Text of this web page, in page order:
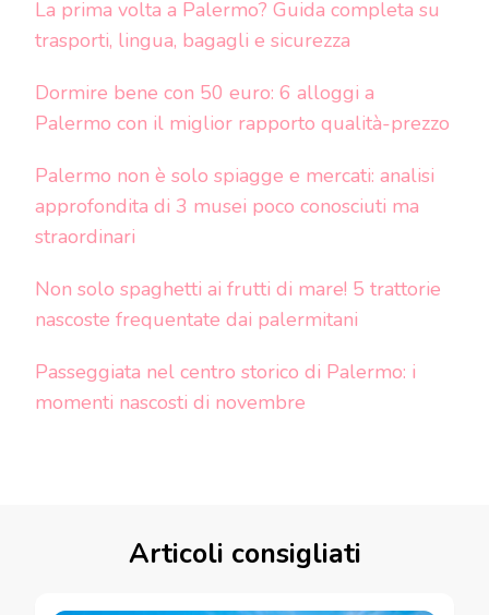
La prima volta a Palermo? Guida completa su
trasporti, lingua, bagagli e sicurezza
Dormire bene con 50 euro: 6 alloggi a
Palermo con il miglior rapporto qualità-prezzo
Palermo non è solo spiagge e mercati: analisi
approfondita di 3 musei poco conosciuti ma
straordinari
Non solo spaghetti ai frutti di mare! 5 trattorie
nascoste frequentate dai palermitani
Passeggiata nel centro storico di Palermo: i
momenti nascosti di novembre
Articoli consigliati